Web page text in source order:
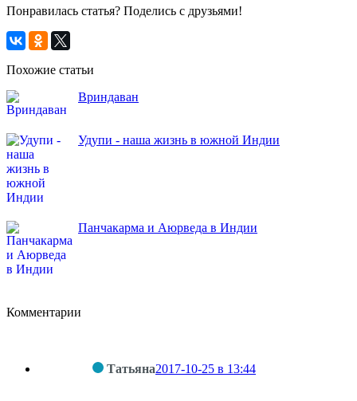
Понравилась статья? Поделись с друзьями!
Похожие статьи
Вриндаван
Удупи - наша жизнь в южной Индии
Панчакарма и Аюрведа в Индии
Комментарии
Татьяна2017-10-25 в 13:44